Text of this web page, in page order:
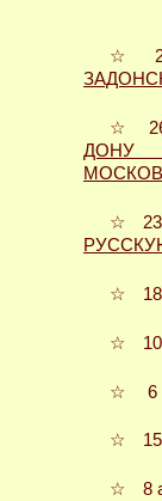
☆ 29
☆ 26
ДОНУ
☆ 23
☆ 18
☆ 10
☆ 6
☆ 15
☆ 8